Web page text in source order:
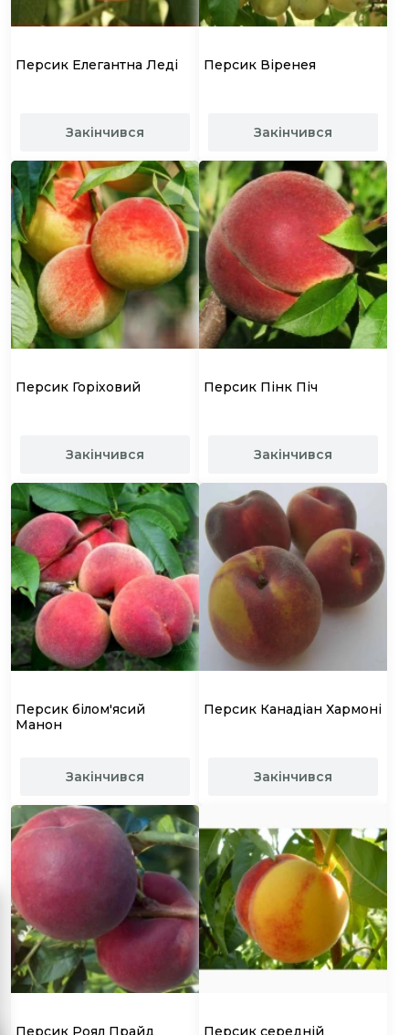
Персик Елегантна Леді
Закінчився
Персик Віренея
Закінчився
Персик Горіховий
Закінчився
Персик Пінк Піч
Закінчився
Персик білом'ясий
Манон
Закінчився
Персик Канадіан Хармоні
Закінчився
Персик Роял Прайд Персик середній